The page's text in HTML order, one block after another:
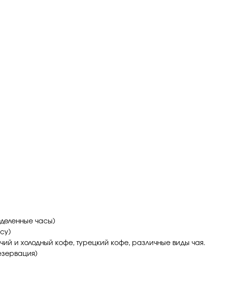
часы)
и холодный кофе, турецкий кофе, различные виды чая.